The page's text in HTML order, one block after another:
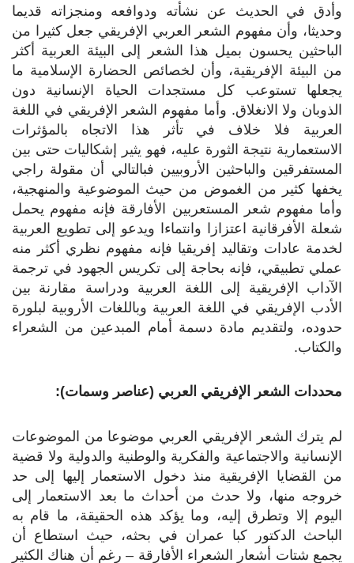
وأدق في الحديث عن نشأته ودوافعه ومنجزاته قديما
وحديثا، وأن مفهوم الشعر العربي الإفريقي جعل كثيرا من
الباحثين يحسون بميل هذا الشعر إلى البيئة العربية أكثر
من البيئة الإفريقية، وأن لخصائص الحضارة الإسلامية ما
يجعلها تستوعب كل مستجدات الحياة الإنسانية دون
الذوبان ولا الانغلاق. وأما مفهوم الشعر الإفريقي في اللغة
العربية فلا خلاف في تأثر هذا الاتجاه بالمؤثرات
الاستعمارية نتيجة الثورة عليه، فهو يثير إشكاليات حتى بين
المستفرقين والباحثين الأروبيين فبالتالي أن مقولة راجي
يخفها كثير من الغموض من حيث الموضوعية والمنهجية،
وأما مفهوم شعر المستعربين الأفارقة فإنه مفهوم يحمل
شعلة الأفرقانية اعتزازا وانتماءا ويدعو إلى تطويع العربية
لخدمة عادات وتقاليد إفريقيا فإنه مفهوم نظري أكثر منه
عملي تطبيقي، فإنه بحاجة إلى تكريس الجهود في ترجمة
الآداب الإفريقية إلى اللغة العربية ودراسة مقارنة بين
الأدب الإفريقي في اللغة العربية وباللغات الأروبية لبلورة
حدوده، ولتقديم مادة دسمة أمام المبدعين من الشعراء
والكتاب.
محددات الشعر الإفريقي العربي (عناصر وسمات):
لم يترك الشعر الإفريقي العربي موضوعا من الموضوعات
الإنسانية والاجتماعية والفكرية والوطنية والدولية ولا قضية
من القضايا الإفريقية منذ دخول الاستعمار إليها إلى حد
خروجه منها، ولا حدث من أحداث ما بعد الاستعمار إلى
اليوم إلا وتطرق إليه، وما يؤكد هذه الحقيقة، ما قام به
الباحث الدكتور كبا عمران في بحثه، حيث استطاع أن
يجمع شتات أشعار الشعراء الأفارقة – رغم أن هناك الكثير